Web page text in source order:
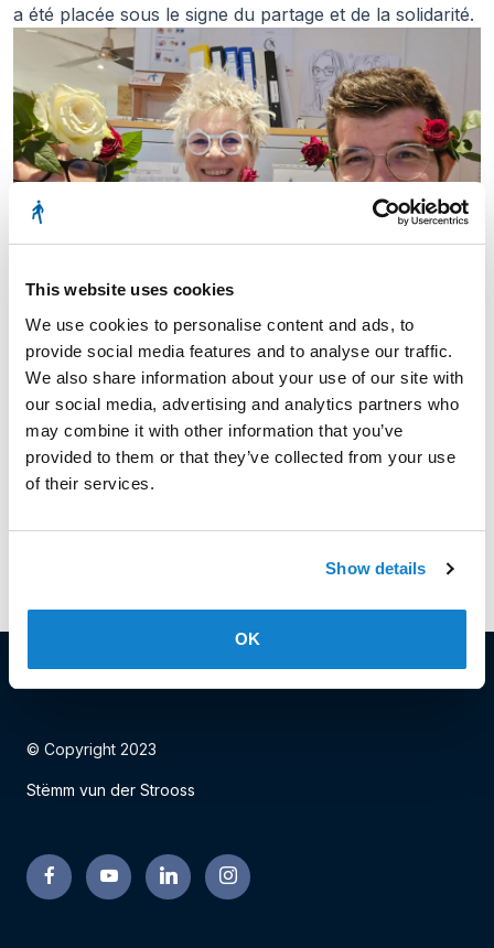
This website uses cookies
We use cookies to personalise content and ads, to
provide social media features and to analyse our traffic.
We also share information about your use of our site with
our social media, advertising and analytics partners who
may combine it with other information that you’ve
provided to them or that they’ve collected from your use
of their services.
Show details
OK
a été placée sous le signe du partage et de la solidarité.
Date: 18.02.2025
Facebook
TwitterLinkedIn
© Copyright 2023
Stëmm vun der Strooss